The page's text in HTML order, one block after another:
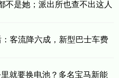
不是她；派出所也查不出这人
客流降六成，新型巴士车费
就要换电池？多名宝马新能